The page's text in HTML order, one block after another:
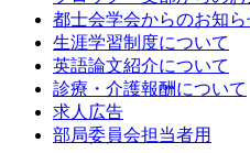
都士会学会からのお知ら
生涯学習制度について
英語論文紹介について
診療・介護報酬について
求人広告
部局委員会担当者用